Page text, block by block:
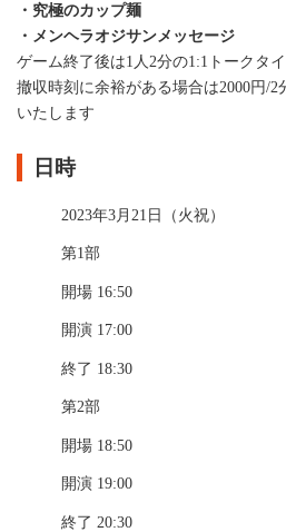
・究極のカップ麺
・メンヘラオジサンメッセージ
ゲーム終了後は1人2分の1:1トークタ
撤収時刻に余裕がある場合は2000円/
いたします
日時
2023年3月21日（火祝）
第1部
開場 16:50
開演 17:00
終了 18:30
第2部
開場 18:50
開演 19:00
終了 20:30